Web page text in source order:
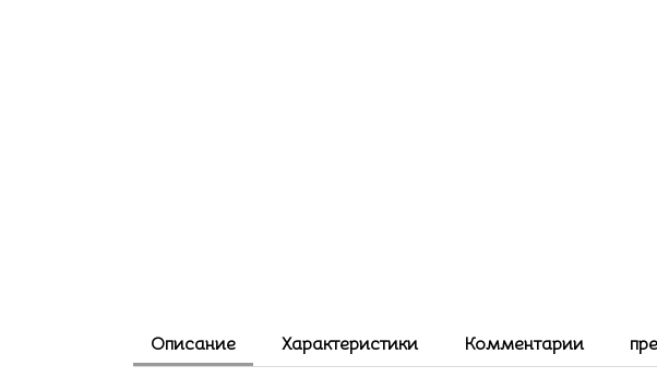
Описание Характеристики Комментарии